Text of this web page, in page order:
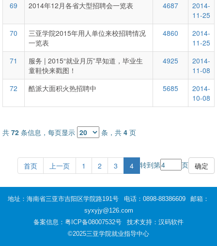
69
2014年12月各省大型招聘会一览表 4687
2014-
11-25
70
三亚学院2015年用人单位来校招聘情况
一览表
4860
2014-
11-25
71
服务 | 2015“就业月历”早知道，毕业生
童鞋快来戳图！
4925
2014-
11-08
72
酷派大面积火热招聘中 5685
2014-
10-08
共 72 条信息，每页显示 条，共 4 页
首页 上一页 1 2 3 4 转到第 页
地址：海南省三亚市吉阳区学院路191号 电话：0898-88386609
邮箱：
syxyjy@126.com
备案信息：粤ICP备08007532号
技术支持：汉码软件
©2025三亚学院就业指导中心